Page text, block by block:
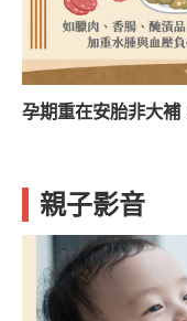
孕期重在安胎非大
親子影音